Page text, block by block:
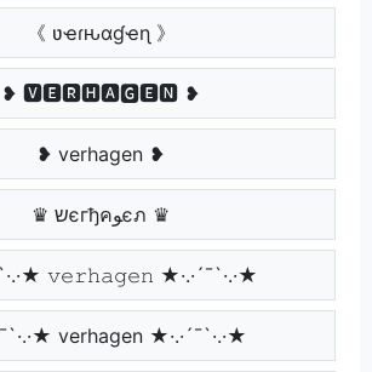
《 ʋҽɾԋαɠҽɳ 》
❥ 🆅🅴🆁🅷🅰🅶🅴🅽 ❥
❥ verhagen ❥
♛ שєгђคﻮєภ ♛
𝚟𝚎𝚛𝚑𝚊𝚐𝚎𝚗 ★·.·´¯`·.·★
verhagen ★·.·´¯`·.·★